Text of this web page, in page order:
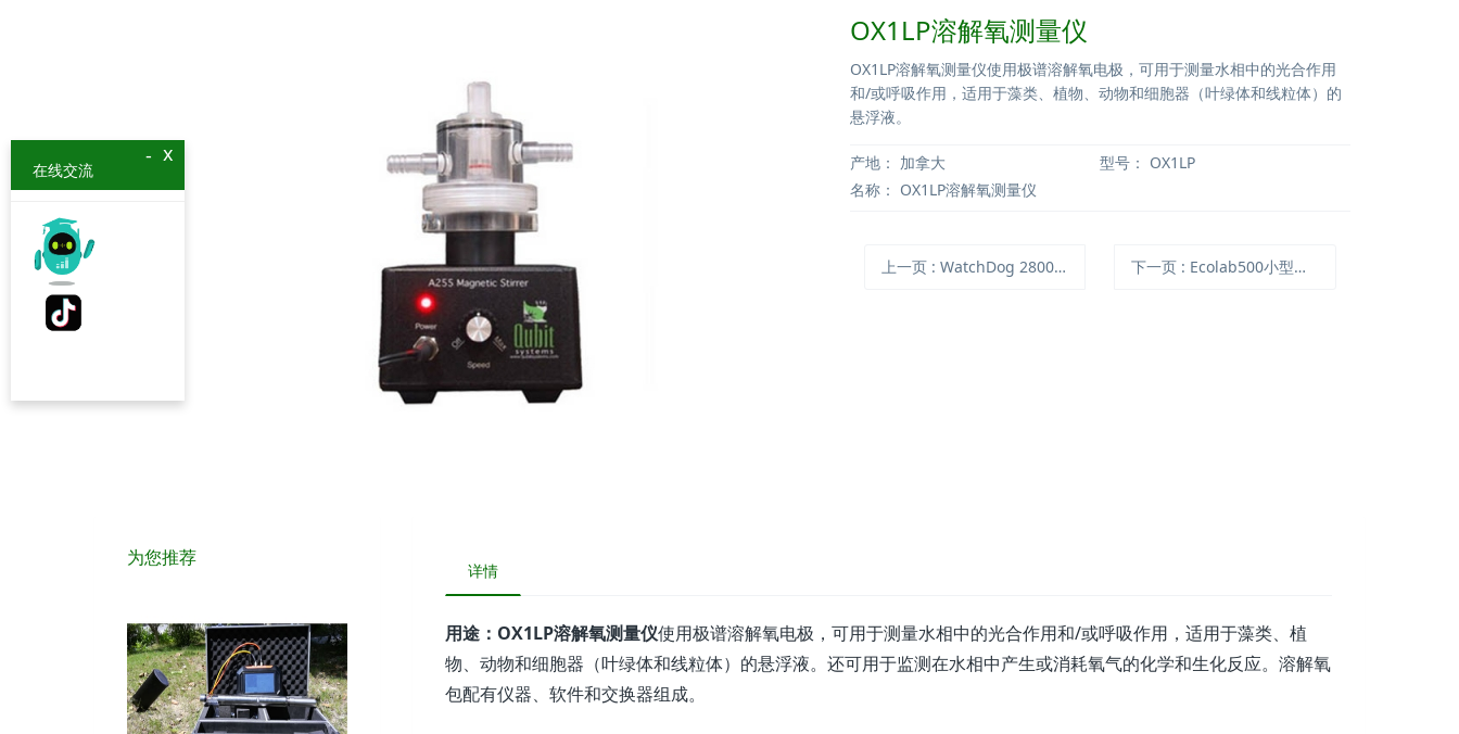
OX1LP溶解氧测量仪
OX1LP溶解氧测量仪使用极谱溶解氧电极，可用于测量水相中的光合作用
和/或呼吸作用，适用于藻类、植物、动物和细胞器（叶绿体和线粒体）的
悬浮液。
产地： 加拿大 型号： OX1LP
名称： OX1LP溶解氧测量仪
上一页 : WatchDog 2800土壤水分自动监测站 下一页 : Ecolab500小型生态模拟系统
详情
用途： OX1LP溶解氧测量仪使用极谱溶解氧电极，可用于测量水相中的光合作用和/或呼吸作用，适用于藻类、植
物、动物和细胞器（叶绿体和线粒体）的悬浮液。还可用于监测在水相中产生或消耗氧气的化学和生化反应。溶解氧
包配有仪器、软件和交换器组成。
为您推荐
x
-
在线交流